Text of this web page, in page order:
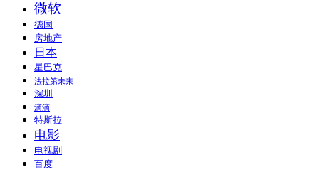
微软
德国
房地产
日本
星巴克
法拉第未来
深圳
滴滴
特斯拉
电影
电视剧
百度